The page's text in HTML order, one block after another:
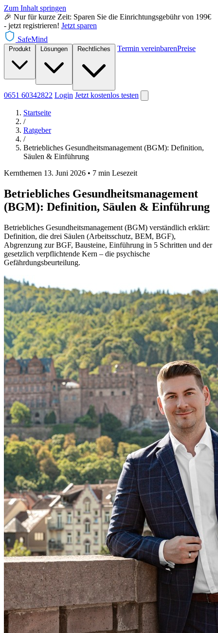
Zum Inhalt springen
🎉 Nur für kurze Zeit: Sparen Sie die Einrichtungsgebühr von 199€
- jetzt registrieren! Jetzt sparen
SafeMind
Termin vereinbarenPreise
0651 60342822 Login Jetzt kostenlos testen
Startseite
/
Ratgeber
/
Betriebliches Gesundheitsmanagement (BGM): Definition,
Säulen & Einführung
Kernthemen 13. Juni 2026 • 7 min Lesezeit
Betriebliches Gesundheitsmanagement
(BGM): Definition, Säulen & Einführung
Betriebliches Gesundheitsmanagement (BGM) verständlich erklärt:
Definition, die drei Säulen (Arbeitsschutz, BEM, BGF),
Abgrenzung zur BGF, Bausteine, Einführung in 5 Schritten und der
gesetzlich verpflichtende Kern – die psychische
Gefährdungsbeurteilung.